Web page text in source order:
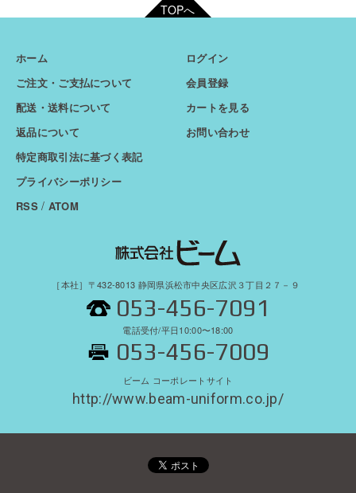
TOPへ
ホーム
ご注文・ご支払について
配送・送料について
返品について
特定商取引法に基づく表記
プライバシーポリシー
RSS/ ATOM
ログイン
会員登録
カートを見る
お問い合わせ
［本社］〒432-8013 静岡県浜松市中央区広沢３丁目２７－９
053-456-7091
電話受付/平日10:00〜18:00
053-456-7009
ビーム コーポレートサイト
http://www.beam-uniform.co.jp/